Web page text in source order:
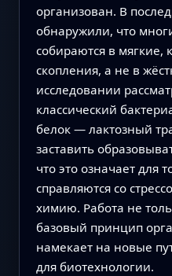
организован. В
обнаружили, что
собираются в мягкие,
скопления, а не в
исследовании
классический
белок — лактозный
заставить
что это означает для
справляются со
химию. Работа не
базовый принцип
намекает на новые
для биотехнологии.